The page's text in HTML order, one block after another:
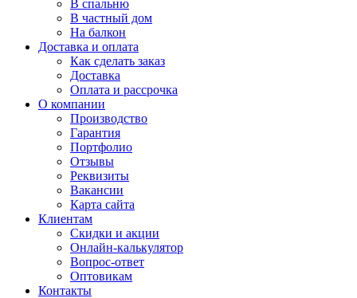
В спальню
В частный дом
На балкон
Доставка и оплата
Как сделать заказ
Доставка
Оплата и рассрочка
О компании
Производство
Гарантия
Портфолио
Отзывы
Реквизиты
Вакансии
Карта сайта
Клиентам
Скидки и акции
Онлайн-калькулятор
Вопрос-ответ
Оптовикам
Контакты